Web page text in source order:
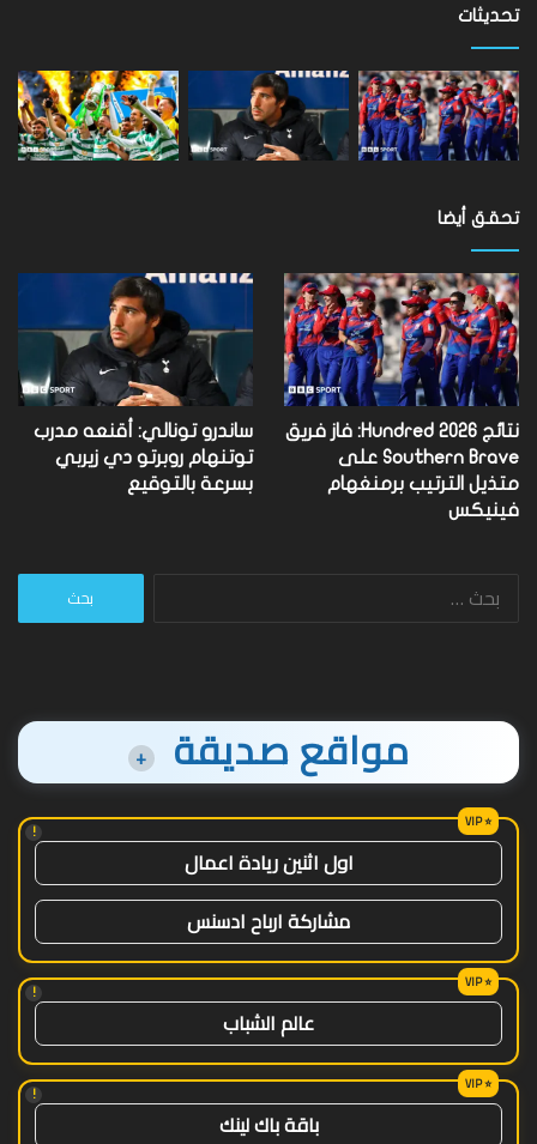
مستوى
العالم
تحديثات
تحقق أيضا
نتائج Hundred 2026: فاز فريق
Southern Brave على
متذيل الترتيب برمنغهام
فينيكس
ساندرو تونالي: أقنعه مدرب
توتنهام روبرتو دي زيربي
بسرعة بالتوقيع
البحث
مواقع صديقة +
!
اول اثنين ريادة اعمال
مشاركة ارباح ادسنس
!
عالم الشباب
!
باقة باك لينك